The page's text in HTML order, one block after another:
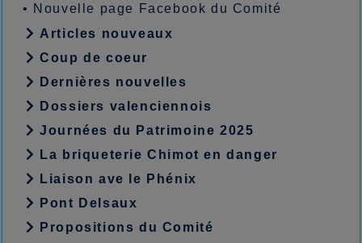
• Nouvelle page Facebook du Comité
Articles nouveaux
Coup de coeur
Dernières nouvelles
Dossiers valenciennois
Journées du Patrimoine 2025
La briqueterie Chimot en danger
Liaison ave le Phénix
Pont Delsaux
Propositions du Comité